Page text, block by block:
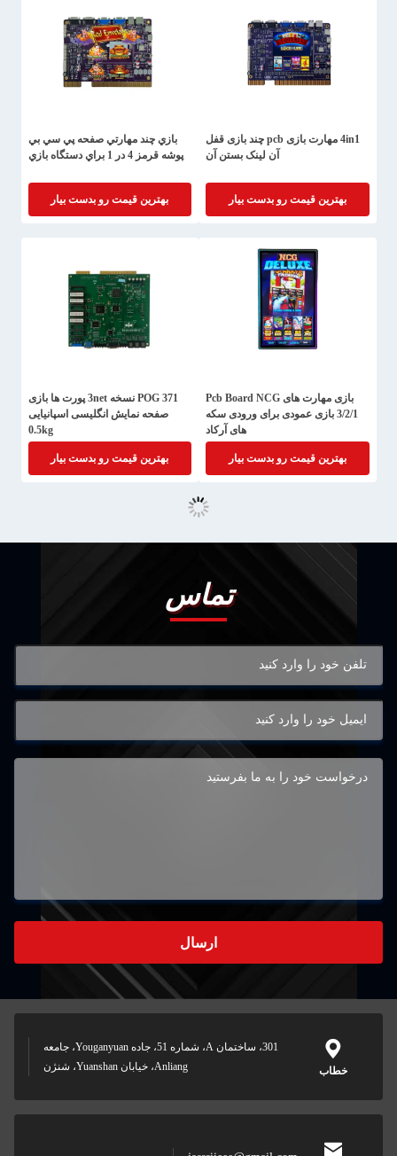
4in1 مهارت بازی pcb چند بازی قفل
آن لینک بستن آن
بهترین قیمت رو بدست بیار
بازي چند مهارتي صفحه پي سي بي
پوشه قرمز 4 در 1 براي دستگاه بازي
بهترین قیمت رو بدست بیار
بازی مهارت های Pcb Board NCG
3/2/1 بازی عمودی برای ورودی سکه
های آرکاد
بهترین قیمت رو بدست بیار
POG 371 نسخه 3net پورت ها بازی
صفحه نمایش انگلیسی اسپانیایی
0.5kg
بهترین قیمت رو بدست بیار
تماس
ارسال
خطاب
301، ساختمان A، شماره 51، جاده Youganyuan، جامعه
Anliang، خیابان Yuanshan، شنژن